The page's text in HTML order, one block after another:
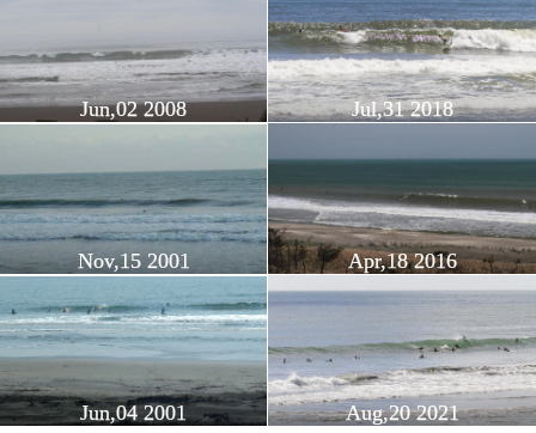
Jun,02 2008 Jul,31 2018
Nov,15 2001 Apr,18 2016
Jun,04 2001 Aug,20 2021